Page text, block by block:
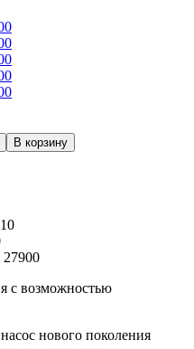
10
27900
с возможностью
нового поколения